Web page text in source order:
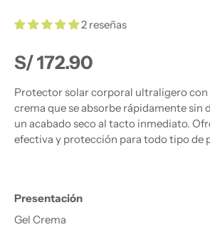
2 reseñas
Precio normal
S/ 172.90
Protector solar corporal ultraligero
crema que se absorbe rápidamente sin
un acabado seco al tacto inmediato.
efectiva y protección para todo tipo de
Presentación
Gel Crema